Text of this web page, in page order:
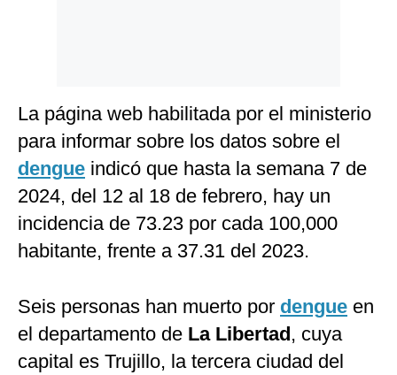
La página web habilitada por el ministerio
para informar sobre los datos sobre el
dengue indicó que hasta la semana 7 de
2024, del 12 al 18 de febrero, hay un
incidencia de 73.23 por cada 100,000
habitante, frente a 37.31 del 2023.
Seis personas han muerto por dengue en
el departamento de La Libertad, cuya
capital es Trujillo, la tercera ciudad del